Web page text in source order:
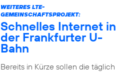
WEITERES LTE-
GEMEINSCHAFTSPROJEKT:
Schnelles Internet in
der Frankfurter U-
Bahn
Bereits in Kürze sollen die täglich